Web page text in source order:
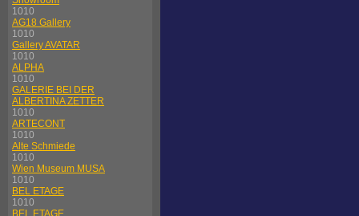
1010
AG18 Gallery
1010
Gallery AVATAR
1010
ALPHA
1010
GALERIE BEI DER
ALBERTINA ZETTER
1010
ARTECONT
1010
Alte Schmiede
1010
Wien Museum MUSA
1010
BEL ETAGE
1010
BEL ETAGE